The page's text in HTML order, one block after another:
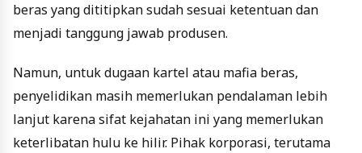
beras yang dititipkan sudah sesuai ketentuan dan
menjadi tanggung jawab produsen.
Namun, untuk dugaan kartel atau mafia beras,
penyelidikan masih memerlukan pendalaman lebih
lanjut karena sifat kejahatan ini yang memerlukan
keterlibatan hulu ke hilir. Pihak korporasi, terutama